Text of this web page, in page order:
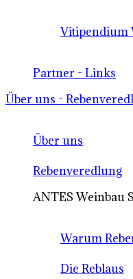
Vitipendium
Partner - Links
Über uns -
Über uns
Rebenveredlung
ANTES Weinbau
Warum
Die Reblaus